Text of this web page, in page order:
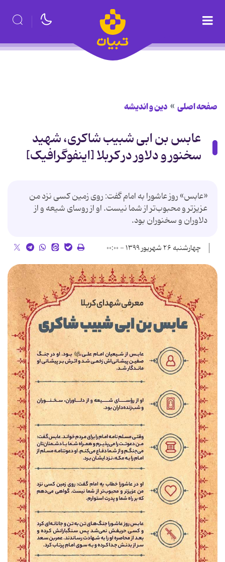
صفحه اصلی دین و اندیشه
عابس بن ابی شبیب شاکری، شهید
سخنور و دلاور در کربلا [اینفوگرافیک]
«عابس» روز عاشورا به امام گفت: روی زمین کسی نزد من
عزیزتر و محبوب‌تر از شما نیست. او از روسای شیعه و از
دلاوران و سخنوران بود.
چهارشنبه ۲۶ شهریور ۱۳۹۹ - ۰۰:۰۰